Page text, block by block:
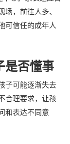
，前往人多、
可信任的成年人
是否懂事
子可能逐渐失去
合理要求，让孩
和表达不同意